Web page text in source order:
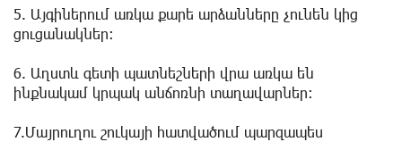
5. Այգիներում առկա քարե արձանները չունեն կից
ցուցանակներ։
6. Աղստև գետի պատնեշների վրա առկա են
ինքնակամ կրպակ անճոռնի տաղավարներ։
7.Մայրուղու շուկայի հատվածում պարզապես